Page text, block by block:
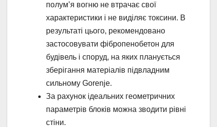
полум’я вогню не втрачає свої
характеристики і не виділяє токсини. В
результаті цього, рекомендовано
застосовувати фібропенобетон для
будівель і споруд, на яких планується
зберігання матеріалів підвладним
сильному Gorenje.
За рахунок ідеальних геометричних
параметрів блоків можна зводити рівні
стіни.